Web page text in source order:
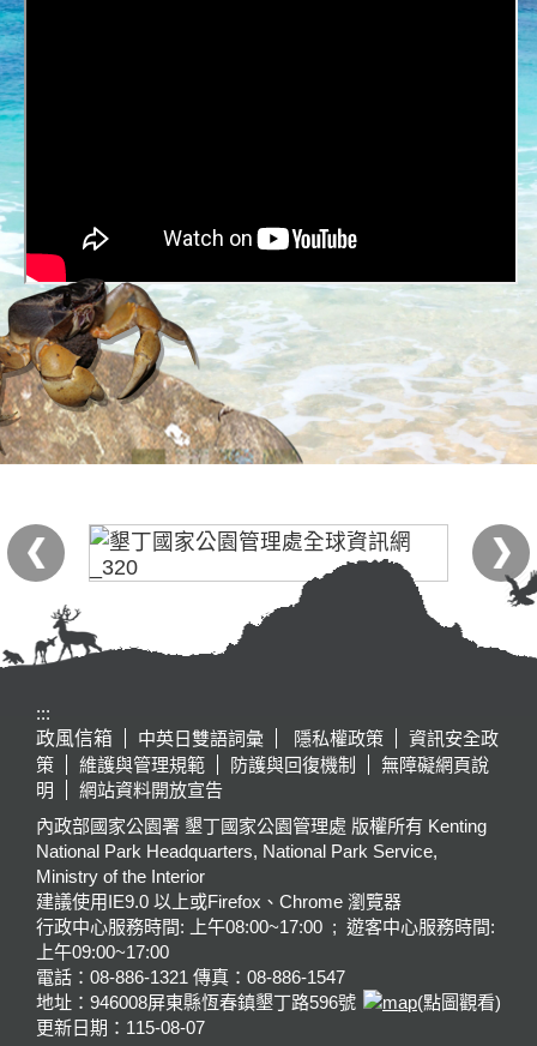
:::
政風信箱
中英日雙語詞彙 隱私權政策
資訊安全政
策
維護與管理規範 防護與回復機制
無障礙網頁說
明
網站資料開放宣告
內政部國家公園署 墾丁國家公園管理處 版權所有 Kenting
National Park Headquarters, National Park Service,
Ministry of the Interior
建議使用IE9.0 以上或Firefox、Chrome 瀏覽器
行政中心服務時間: 上午08:00~17:00 ; 遊客中心服務時間:
上午09:00~17:00
電話：08-886-1321 傳真：08-886-1547
地址：946008屏東縣恆春鎮墾丁路596號
(點圖觀看)
更新日期： 115-08-07